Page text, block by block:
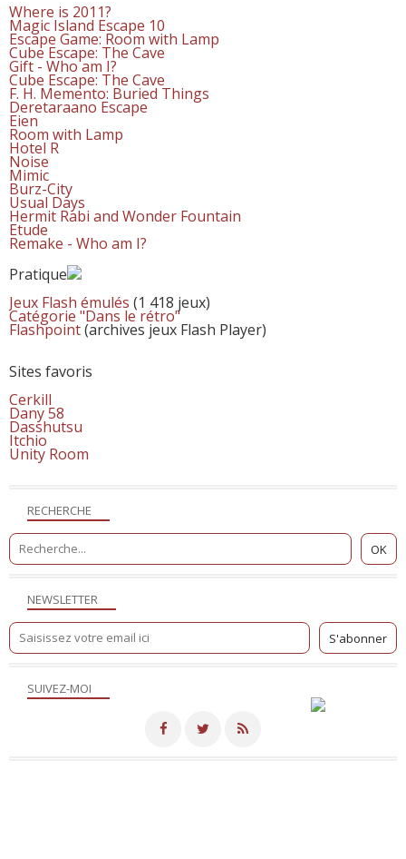
NEWSLETTER
SUIVEZ-MOI
RECHERCHE
Where is 2011?
Magic Island Escape 10
Escape Game: Room with Lamp
Cube Escape: The Cave
Gift - Who am I?
Cube Escape: The Cave
F. H. Memento: Buried Things
Deretaraano Escape
Eien
Room with Lamp
Hotel R
Noise
Mimic
Burz-City
Usual Days
Hermit Rabi and Wonder Fountain
Etude
Remake - Who am I?
Pratique
Jeux Flash émulés (1 418 jeux)
Catégorie "Dans le rétro"
Flashpoint(archives jeux Flash Player)
Sites favoris
Cerkill
Dany 58
Dasshutsu
Itchio
Unity Room